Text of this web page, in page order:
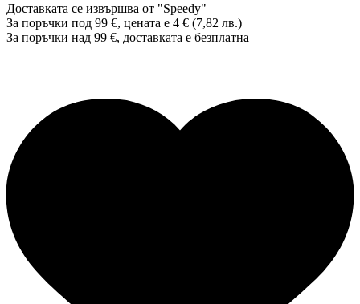
Доставката се извършва от "Speedy"
За поръчки под 99 €, цената е 4 € (7,82 лв.)
За поръчки над 99 €, доставката е безплатна